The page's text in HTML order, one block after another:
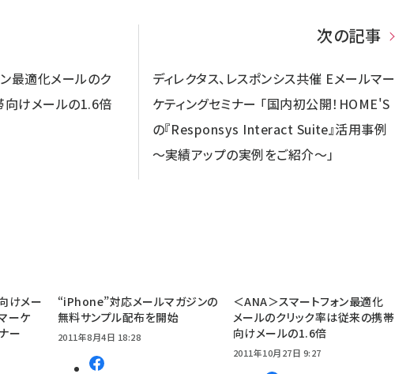
最適化メールのク
向けメールの1.6倍
次の記事
ディレクタス、レスポンシス共催 Eメールマー
ケティングセミナー 「国内初公開！HOME'S
の『Responsys Interact Suite』活用事例
～実績アップの実例をご紹介～」
けメー
ーケ
ー
“iPhone”対応メールマガジンの
無料サンプル配布を開始
2011年8月4日 18:28
＜ANA＞スマートフォン最適化
メールのクリック率は従来の携帯
向けメールの1.6倍
2011年10月27日 9:27